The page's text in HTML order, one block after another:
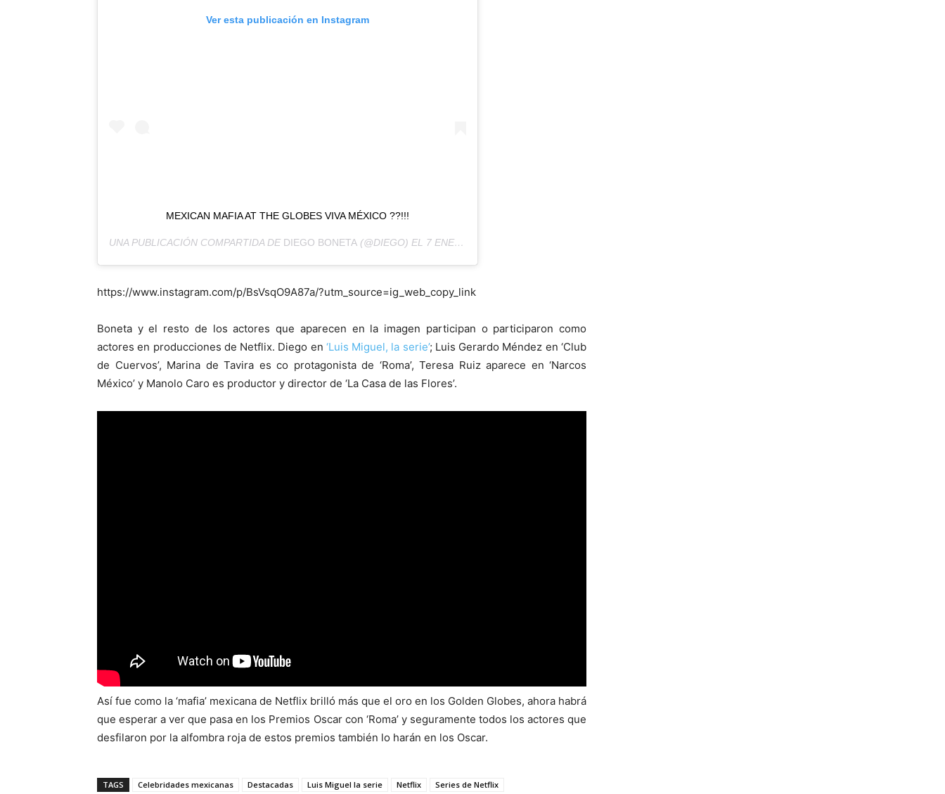
Ver esta publicación en Instagram
MEXICAN MAFIA AT THE GLOBES VIVA MÉXICO ??!!!
UNA PUBLICACIÓN COMPARTIDA DE DIEGO BONETA (@DIEGO) EL 7 ENE, 2019 A LAS 1:21 PST
https://www.instagram.com/p/BsVsqO9A87a/?utm_source=ig_web_copy_link
Boneta y el resto de los actores que aparecen en la imagen participan o participaron como
actores en producciones de Netflix. Diego en ‘Luis Miguel, la serie’; Luis Gerardo Méndez en ‘Club
de Cuervos’, Marina de Tavira es co protagonista de ‘Roma’, Teresa Ruiz aparece en ‘Narcos
México’ y Manolo Caro es productor y director de ‘La Casa de las Flores’.
Así fue como la ‘mafia’ mexicana de Netflix brilló más que el oro en los Golden Globes, ahora habrá
que esperar a ver que pasa en los Premios Oscar con ‘Roma’ y seguramente todos los actores que
desfilaron por la alfombra roja de estos premios también lo harán en los Oscar.
TAGS Celebridades mexicanas Destacadas Luis Miguel la serie Netflix Series de Netflix